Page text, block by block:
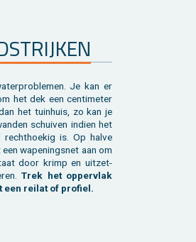
Je kan er
het dek een cen­ti­me­ter
het tuin­huis, zo kan je
schui­ven in­dien het
recht­hoe­kig is. Op halve
wa­pe­nings­net aan om
door krimp en uit­zet­
Trek het op­per­vlak
een rei­lat of pro­fiel.